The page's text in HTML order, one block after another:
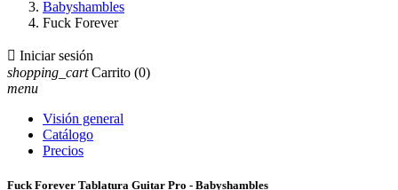
Babyshambles
Fuck Forever
 Iniciar sesión
shopping_cart Carrito (0)
menu
Visión general
Catálogo
Precios
Fuck Forever Tablatura Guitar Pro - Babyshambles